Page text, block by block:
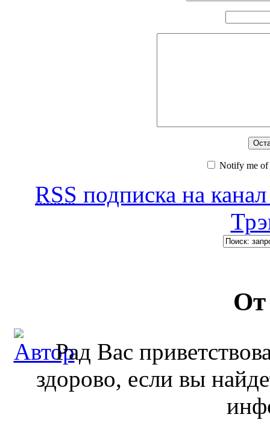
Notify me of
RSS подписка на
От
Рад Вас
здорово, если вы